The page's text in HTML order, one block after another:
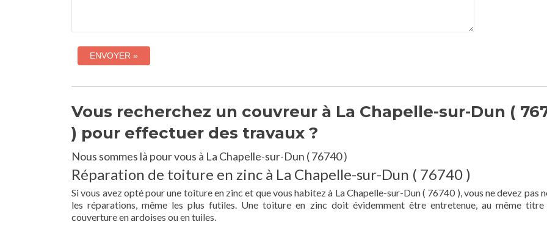
Vous recherchez un couvreur à La Chapelle-sur-Dun (
) pour effectuer des travaux ?
Nous sommes là pour vous à La Chapelle-sur-Dun ( 76740 )
Réparation de toiture en zinc à La Chapelle-sur-Dun ( 76740 )
Si vous avez opté pour une toiture en zinc et que vous habitez à La Chapelle-sur-Dun ( 76740 ), vous ne devez pas
les réparations, même les plus futiles. Une toiture en zinc doit évidemment être entretenue, au même titre
couverture en ardoises ou en tuiles.